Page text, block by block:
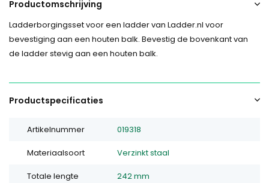
Productomschrijving
Ladderborgingsset voor een ladder van Ladder.nl voor
bevestiging aan een houten balk. Bevestig de bovenkant van
de ladder stevig aan een houten balk.
Productspecificaties
Artikelnummer 019318
Materiaalsoort Verzinkt staal
Totale lengte 242 mm